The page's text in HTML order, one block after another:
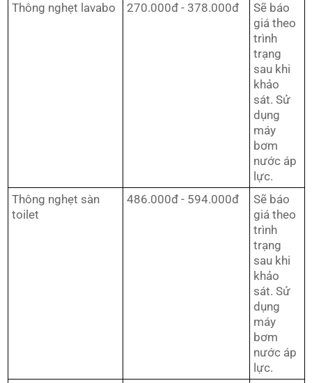
Thông nghẹt lavabo
270.000đ - 378.000đ
Sẽ báo
giá theo
trình
trạng
sau khi
khảo
sát. Sử
dụng
máy
bơm
nước áp
lực.
Thông nghẹt sàn
toilet
486.000đ - 594.000đ
Sẽ báo
giá theo
trình
trạng
sau khi
khảo
sát. Sử
dụng
máy
bơm
nước áp
lực.